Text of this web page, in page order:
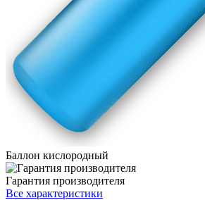
Баллон кислородный
Гарантия производителя
Все характеристики